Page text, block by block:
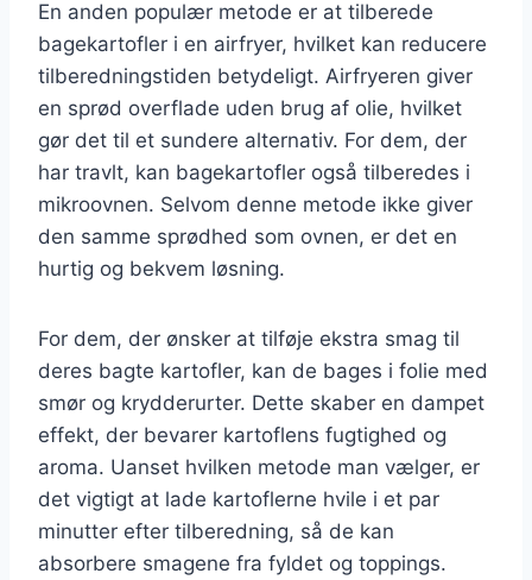
En anden populær metode er at tilberede
bagekartofler i en airfryer, hvilket kan reducere
tilberedningstiden betydeligt. Airfryeren giver
en sprød overflade uden brug af olie, hvilket
gør det til et sundere alternativ. For dem, der
har travlt, kan bagekartofler også tilberedes i
mikroovnen. Selvom denne metode ikke giver
den samme sprødhed som ovnen, er det en
hurtig og bekvem løsning.
For dem, der ønsker at tilføje ekstra smag til
deres bagte kartofler, kan de bages i folie med
smør og krydderurter. Dette skaber en dampet
effekt, der bevarer kartoflens fugtighed og
aroma. Uanset hvilken metode man vælger, er
det vigtigt at lade kartoflerne hvile i et par
minutter efter tilberedning, så de kan
absorbere smagene fra fyldet og toppings.